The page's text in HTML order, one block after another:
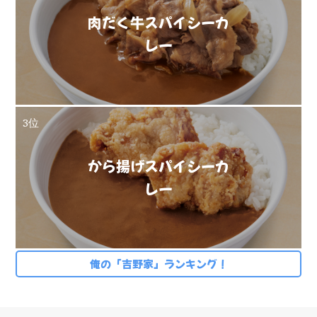
肉だく牛スパイシーカ
レー
3位
から揚げスパイシーカ
レー
俺の「吉野家」ランキング！